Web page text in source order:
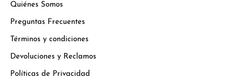
Quiénes Somos
Preguntas Frecuentes
Términos y condiciones
Devoluciones y Reclamos
Políticas de Privacidad